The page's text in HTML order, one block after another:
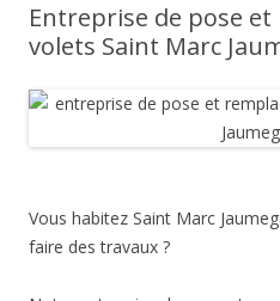
Entreprise de pose
volets Saint Marc
Vous habitez Saint Marc
faire des travaux ?